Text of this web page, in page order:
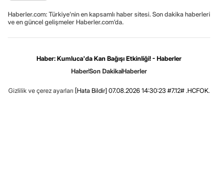
Haberler.com: Türkiye’nin en kapsamlı haber sitesi. Son dakika haberleri
ve en güncel gelişmeler Haberler.com’da.
Haber: Kumluca'da Kan Bağışı Etkinliği! - Haberler
HaberSon DakikaHaberler
Gizlilik ve çerez ayarları [Hata Bildir] 07.08.2026 14:30:23 #7.12# .HCFOK.